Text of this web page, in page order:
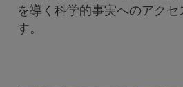
を導く科学的事実へのアクセ
す。